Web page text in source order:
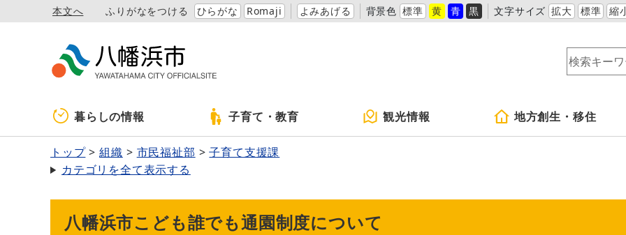
本文へ ふりがなをつける ひらがな Romaji よみあげる 背景色 標準 黄 青 黒 文字サイズ 拡大 標準 縮
暮らしの情報 子育て・教育 観光情報 地方創生・移住
トップ 組織 市民福祉部
子育て支援課
カテゴリを全て表示する
八幡浜市こども誰でも通園制度について